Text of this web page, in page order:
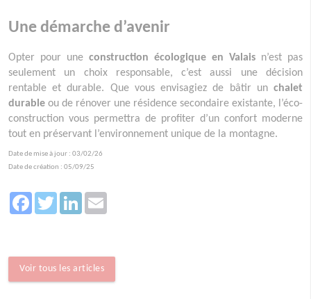
Une démarche d’avenir
Opter pour une construction écologique en Valais n’est pas
seulement un choix responsable, c’est aussi une décision
rentable et durable. Que vous envisagiez de bâtir un chalet
durable ou de rénover une résidence secondaire existante, l’éco-
construction vous permettra de profiter d’un confort moderne
tout en préservant l’environnement unique de la montagne.
Date de mise à jour : 03/02/26
Date de création : 05/09/25
FacebookTwitterLinkedIn
Voir tous les articles